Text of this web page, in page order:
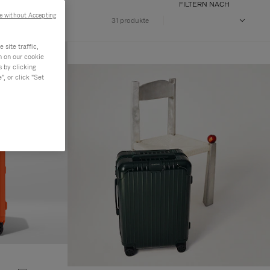
31 produkte
FILTERN NACH
site traffic,
on our cookie
by clicking
or click "Set
without Accepting